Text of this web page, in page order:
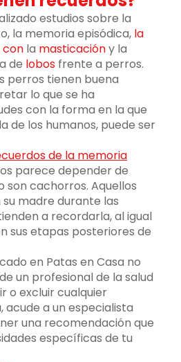
estudios sobre la
la memoria episódica, la
con la masticacióny la
de lobos frente a perros.
perros tienen buena
lo que se ha
con la forma en la que
de los humanos, puede ser
de la memoria
parece depender de
son cachorros. Aquellos
madre durante las
a recordarla, al igual
sus etapas posteriores de
en Patas en Casa no
un profesional de la salud
o excluir cualquier
acude a un especialista
una recomendación que
específicas de tu